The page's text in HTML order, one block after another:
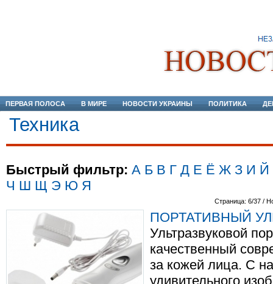
ПЕРВАЯ ПОЛОСА В МИРЕ НОВОСТИ УКРАИНЫ ПОЛИТИКА
Техника
Быстрый фильтр: А Б В Г Д Е Ё Ж З И Й
Ч Ш Щ Э Ю Я
Страница: 6/37 /
ПОРТАТИВНЫЙ
Ультразвуковой
качественный
за кожей лица. С
удивительного